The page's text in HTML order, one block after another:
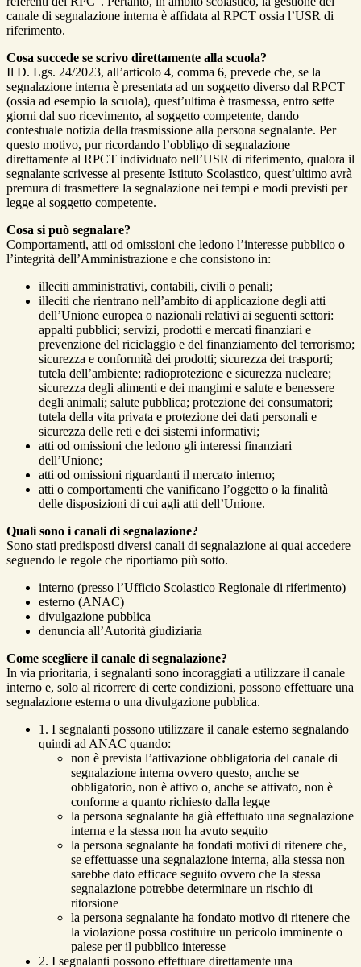
canale di segnalazione interna è affidata al RPCT ossia l’USR di
riferimento.
Cosa succede se scrivo direttamente alla scuola?
Il D. Lgs. 24/2023, all’articolo 4, comma 6, prevede che, se la
segnalazione interna è presentata ad un soggetto diverso dal RPCT
(ossia ad esempio la scuola), quest’ultima è trasmessa, entro sette
giorni dal suo ricevimento, al soggetto competente, dando
contestuale notizia della trasmissione alla persona segnalante. Per
questo motivo, pur ricordando l’obbligo di segnalazione
direttamente al RPCT individuato nell’USR di riferimento, qualora il
segnalante scrivesse al presente Istituto Scolastico, quest’ultimo avrà
premura di trasmettere la segnalazione nei tempi e modi previsti per
legge al soggetto competente.
Cosa si può segnalare?
Comportamenti, atti od omissioni che ledono l’interesse pubblico o
l’integrità dell’Amministrazione e che consistono in:
illeciti amministrativi, contabili, civili o penali;
illeciti che rientrano nell’ambito di applicazione degli atti
dell’Unione europea o nazionali relativi ai seguenti settori:
appalti pubblici; servizi, prodotti e mercati finanziari e
prevenzione del riciclaggio e del finanziamento del terrorismo;
sicurezza e conformità dei prodotti; sicurezza dei trasporti;
tutela dell’ambiente; radioprotezione e sicurezza nucleare;
sicurezza degli alimenti e dei mangimi e salute e benessere
degli animali; salute pubblica; protezione dei consumatori;
tutela della vita privata e protezione dei dati personali e
sicurezza delle reti e dei sistemi informativi;
atti od omissioni che ledono gli interessi finanziari
dell’Unione;
atti od omissioni riguardanti il mercato interno;
atti o comportamenti che vanificano l’oggetto o la finalità
delle disposizioni di cui agli atti dell’Unione.
Quali sono i canali di segnalazione?
Sono stati predisposti diversi canali di segnalazione ai quai accedere
seguendo le regole che riportiamo più sotto.
interno (presso l’Ufficio Scolastico Regionale di riferimento)
esterno (ANAC)
divulgazione pubblica
denuncia all’Autorità giudiziaria
Come scegliere il canale di segnalazione?
In via prioritaria, i segnalanti sono incoraggiati a utilizzare il canale
interno e, solo al ricorrere di certe condizioni, possono effettuare una
segnalazione esterna o una divulgazione pubblica.
1. I segnalanti possono utilizzare il canale esterno segnalando
quindi ad ANAC quando:
non è prevista l’attivazione obbligatoria del canale di
segnalazione interna ovvero questo, anche se
obbligatorio, non è attivo o, anche se attivato, non è
conforme a quanto richiesto dalla legge
la persona segnalante ha già effettuato una segnalazione
interna e la stessa non ha avuto seguito
la persona segnalante ha fondati motivi di ritenere che,
se effettuasse una segnalazione interna, alla stessa non
sarebbe dato efficace seguito ovvero che la stessa
segnalazione potrebbe determinare un rischio di
ritorsione
la persona segnalante ha fondato motivo di ritenere che
la violazione possa costituire un pericolo imminente o
palese per il pubblico interesse
2. I segnalanti possono effettuare direttamente una